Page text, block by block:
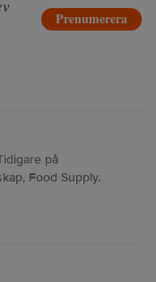
Prenumerera
på
Food Supply.